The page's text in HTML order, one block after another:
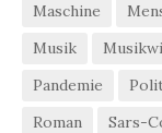
Maschine
Musik
Pandemie
Roman
Sars-